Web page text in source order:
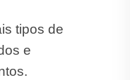
tipos de
e